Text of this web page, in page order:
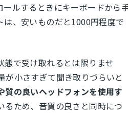
ルするときにキーボードから
、安いものだと1000円程度で
で受け取れるとは限りませ
小さすぎて聞き取りづらいと
質の良いヘッドフォンを使用す
るため、音質の良さと同時につ